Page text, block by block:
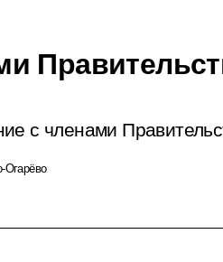
с членами
Огарёво